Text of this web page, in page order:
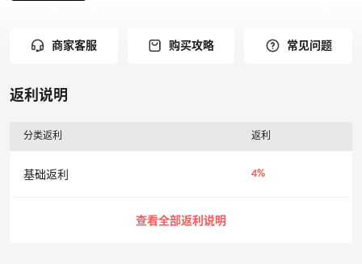
商家客服 购买攻略 常见问题
返利说明
分类返利 返利
基础返利 4%
查看全部返利说明